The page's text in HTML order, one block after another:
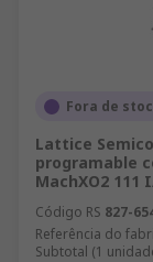
Fora de
Lattice
programable
MachXO2 111
Código RS 827-
Referência do
Subtotal (1